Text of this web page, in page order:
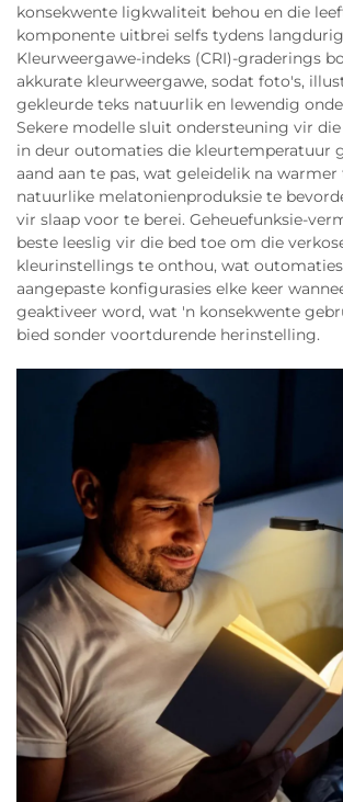
konsekwente ligkwaliteit behou en die
komponente uitbrei selfs tydens
Kleurweergawe-indeks (CRI)-graderings
akkurate kleurweergawe, sodat foto's,
gekleurde teks natuurlik en lewendig
Sekere modelle sluit ondersteuning vir
in deur outomaties die kleurtemperatuur
aand aan te pas, wat geleidelik na
natuurlike melatonienproduksie te
vir slaap voor te berei. Geheuefunksie-
beste leeslig vir die bed toe om die
kleurinstellings te onthou, wat
aangepaste konfigurasies elke keer
geaktiveer word, wat 'n konsekwente
bied sonder voortdurende herinstelling.